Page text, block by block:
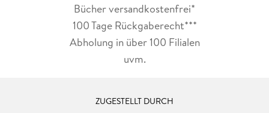
Bücher versandkostenfrei*
100 Tage Rückgaberecht***
Abholung in über 100 Filialen
uvm.
ZUGESTELLT DURCH